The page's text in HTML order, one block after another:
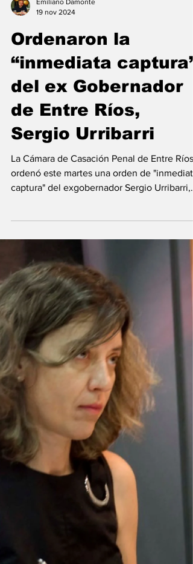
Emiliano Damonte
Ordenaron la
“inmediata captura”
del ex Gobernador
de Entre Ríos,
Sergio Urribarri
ordenó este martes una orden de "inmediata
captura" del exgobernador Sergio Urribarri,
acción...